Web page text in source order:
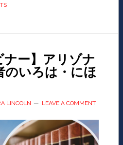
ナー】アリゾナ
のいろは・にほ
LINCOLN LEAVE A COMMENT